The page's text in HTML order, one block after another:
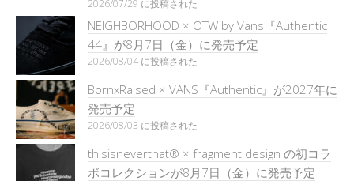
2026/07/29 に投稿された
NEIGHBORHOOD × OTW by Vans『Authentic
44』が8月7日（金）に発売予定
2026/08/04 に投稿された
BornxRaised × VANS『Authentic』が2027年に
発売予定
2026/08/03 に投稿された
thisisneverthat® × fragment design の初コラ
ボコレクションが8月7日（金）に発売予定